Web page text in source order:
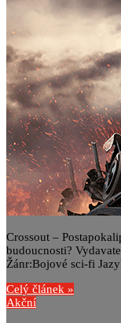
Crossout –
budoucnosti?
Žánr:Bojové sci-fi
Celý článek »
Akční